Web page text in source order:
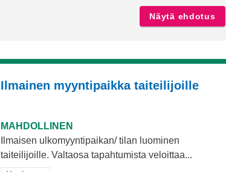
Näytä ehdotus
Ilmainen myyntipaikka taiteilijoille
MAHDOLLINEN
Ilmaisen ulkomyyntipaikan/ tilan luominen
taiteilijoille. Valtaosa tapahtumista veloittaa...